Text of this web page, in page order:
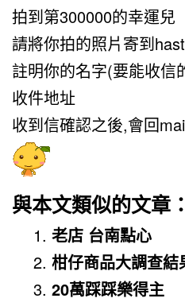
拍到第300000的幸運兒
請將你拍的照片寄到
註明你的名字(要能收信
收件地址
收到信確認之後,會回
與本文類似的文章：
老店 台南點心
柑仔商品大調查結
20萬踩踩樂得主